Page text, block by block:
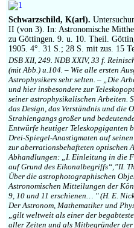
Schwarzschild, K(arl).
II (von 3). In: Astronomische
zu Göttingen. 9. u. 10. Theil.
1905. 4°. 31 S.; 28 S. mit zus. 15
DSB XII, 249. NDB XXIV, 33 f.
(mit Abb.) u.104. – Wie alle ersten
Astrophysikers sehr selten. – „Die
und hier insbesondere zur
seiner astrophysikalischen Arbeiten.
das Design, das Verständnis und die
Strahlengangs großer und
Entwürfe heutiger Teleskopgiganten
Drei-Spiegel-Anastigmaten auf
zur aberrationsbehafteten optischen
Abhandlungen: „I. Einleitung in die
auf Grund des Eikonalbegriffs“,”II.
Über die astrophotographischen
Astronomischen Mitteilungen der
9, 10 und 11 erschienen… ″ (H. E.
Der Astronom, Mathematiker und
„gilt weltweit als einer der
aller Zeiten und als Mitbegründer